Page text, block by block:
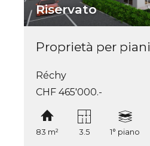
Riservato
Proprietà per piani
Réchy
CHF 465'000.-
83 m² 3.5 1° piano